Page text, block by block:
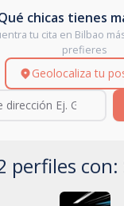
chicas tienes
tu cita en Bilbao
prefieres
Geolocaliza tu
perfiles con: